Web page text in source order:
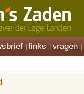
links vragen